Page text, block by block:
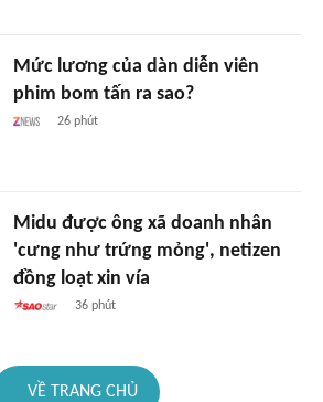
Mức lương của dàn diễn viên
phim bom tấn ra sao?
26 phút
Midu được ông xã doanh nhân
'cưng như trứng mỏng', netizen
đồng loạt xin vía
36 phút
VỀ TRANG CHỦ